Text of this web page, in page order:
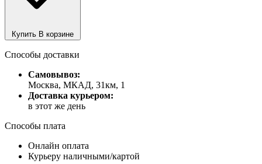
Купить В корзине
Способы доставки
Самовывоз:
Москва, МКАД, 31км, 1
Доставка курьером:
в этот же день
Способы плата
Онлайн оплата
Курьеру наличными/картой